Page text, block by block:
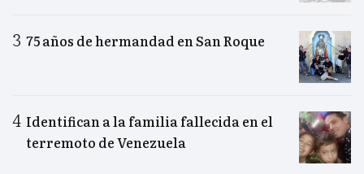
75 años de hermandad en San Roque
Identifican a la familia fallecida en el
terremoto de Venezuela